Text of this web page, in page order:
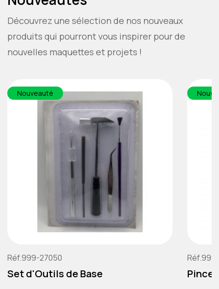
Découvrez une sélection de nos nouveaux
produits qui pourront vous inspirer pour de
nouvelles maquettes et projets !
Réf.999-27050
Set d'Outils de Base
Nouveauté
Pince